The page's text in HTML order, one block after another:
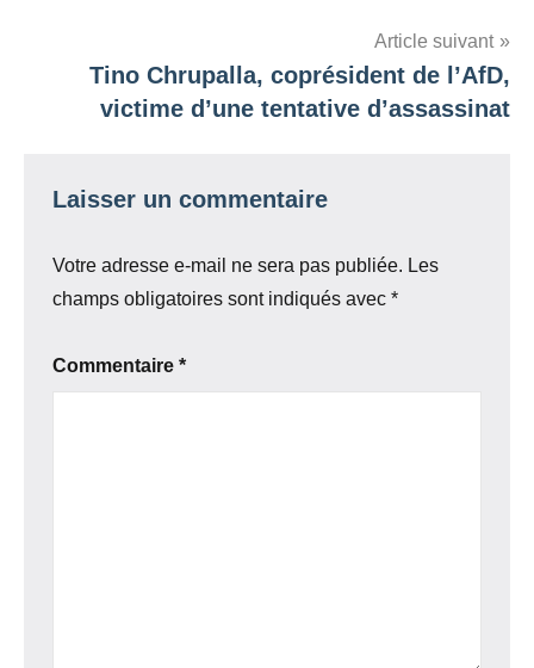
Article suivant
Tino Chrupalla, coprésident de l’AfD,
victime d’une tentative d’assassinat
Laisser un commentaire
Votre adresse e-mail ne sera pas publiée. Les
champs obligatoires sont indiqués avec *
Commentaire *